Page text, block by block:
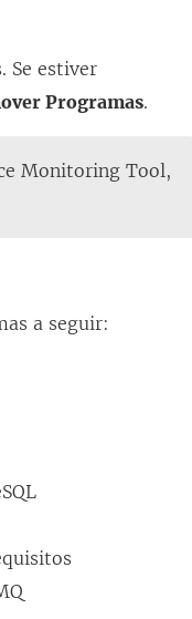
Se estiver
Programas.
Monitoring Tool,
a seguir: